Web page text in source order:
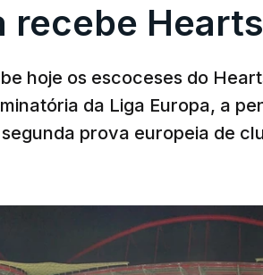
recebe Hearts
hoje os escoceses do
da Liga Europa, a
prova europeia de